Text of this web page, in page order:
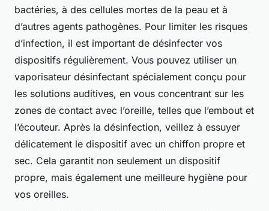
bactéries, à des cellules mortes de la peau et à
d’autres agents pathogènes. Pour limiter les risques
d’infection, il est important de désinfecter vos
dispositifs régulièrement. Vous pouvez utiliser un
vaporisateur désinfectant spécialement conçu pour
les solutions auditives, en vous concentrant sur les
zones de contact avec l’oreille, telles que l’embout et
l’écouteur. Après la désinfection, veillez à essuyer
délicatement le dispositif avec un chiffon propre et
sec. Cela garantit non seulement un dispositif
propre, mais également une meilleure hygiène pour
vos oreilles.